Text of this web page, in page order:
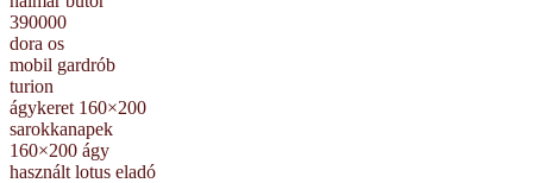
390000
dora os
mobil gardrób
turion
ágykeret 160×200
sarokkanapek
160×200 ágy
használt lotus eladó